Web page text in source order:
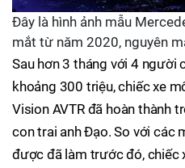
Đây là hình ảnh mẫu
mắt từ năm 2020, nguyên
Sau hơn 3 tháng với 4 người
khoảng 300 triệu, chiếc xe
Vision AVTR đã hoàn thành
con trai anh Đạo. So với các
được đã làm trước đó, chiếc